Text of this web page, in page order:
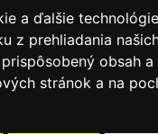
a ďalšie
z prehliadania
obsah
stránok a na
KBS
noviny|Výveska|